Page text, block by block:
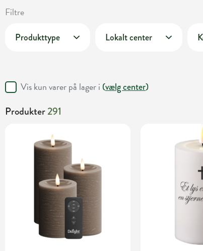
Filtre
Produkttype Lokalt center
Vis kun varer på lager i (vælg center)
Produkter291